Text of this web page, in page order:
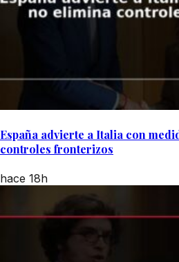
España advierte a Italia con
controles fronterizos
hace 18h